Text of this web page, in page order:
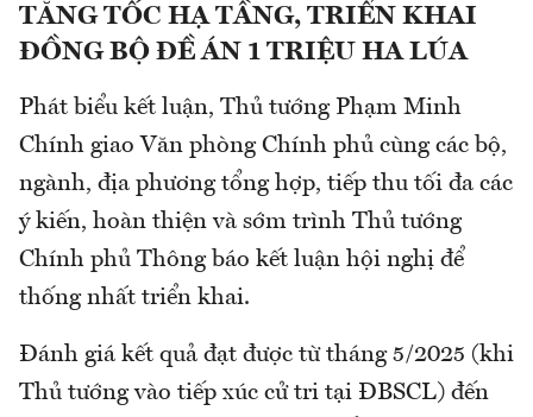
TĂNG TỐC HẠ TẦNG, TRIỂN KHAI
ĐỒNG BỘ ĐỀ ÁN 1 TRIỆU HA LÚA
Phát biểu kết luận, Thủ tướng Phạm Minh
Chính giao Văn phòng Chính phủ cùng các bộ,
ngành, địa phương tổng hợp, tiếp thu tối đa các
ý kiến, hoàn thiện và sớm trình Thủ tướng
Chính phủ Thông báo kết luận hội nghị để
thống nhất triển khai.
Đánh giá kết quả đạt được từ tháng 5/2025 (khi
Thủ tướng vào tiếp xúc cử tri tại ĐBSCL) đến